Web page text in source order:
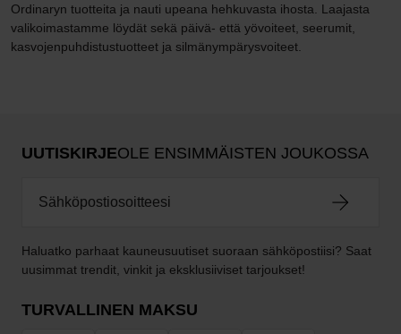
Ordinaryn tuotteita ja nauti upeana hehkuvasta ihosta. Laajasta
valikoimastamme löydät sekä päivä- että yövoiteet, seerumit,
kasvojenpuhdistustuotteet ja silmänympärysvoiteet.
UUTISKIRJEOLE ENSIMMÄISTEN JOUKOSSA
Haluatko parhaat kauneusuutiset suoraan sähköpostiisi? Saat
uusimmat trendit, vinkit ja eksklusiiviset tarjoukset!
TURVALLINEN MAKSU